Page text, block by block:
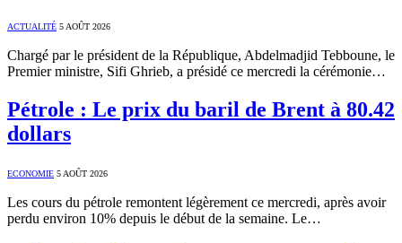
ACTUALITÉ 5 AOÛT 2026
Chargé par le président de la République, Abdelmadjid Tebboune, le
Premier ministre, Sifi Ghrieb, a présidé ce mercredi la cérémonie…
Pétrole : Le prix du baril de Brent à 80.42
dollars
ECONOMIE 5 AOÛT 2026
Les cours du pétrole remontent légèrement ce mercredi, après avoir
perdu environ 10% depuis le début de la semaine. Le…